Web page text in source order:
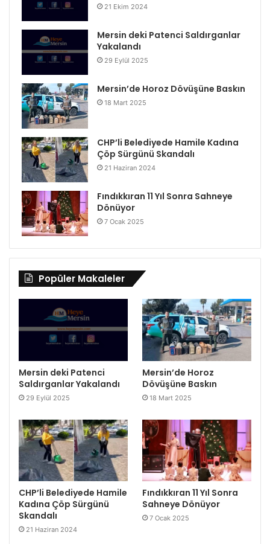
21 Ekim 2024
Mersin deki Patenci Saldırganlar
Yakalandı
29 Eylül 2025
Mersin’de Horoz Dövüşüne Baskın
18 Mart 2025
CHP’li Belediyede Hamile Kadına
Çöp Sürgünü Skandalı
21 Haziran 2024
Fındıkkıran 11 Yıl Sonra Sahneye
Dönüyor
7 Ocak 2025
Popüler Makaleler
Mersin deki Patenci
Saldırganlar Yakalandı
29 Eylül 2025
Mersin’de Horoz
Dövüşüne Baskın
18 Mart 2025
CHP’li Belediyede Hamile
Kadına Çöp Sürgünü
Skandalı
21 Haziran 2024
Fındıkkıran 11 Yıl Sonra
Sahneye Dönüyor
7 Ocak 2025